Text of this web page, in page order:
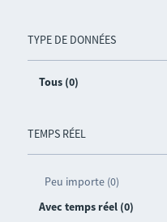
TYPE DE DONNÉES
Tous (0)
TEMPS RÉEL
Peu importe (0)
Avec temps réel (0)